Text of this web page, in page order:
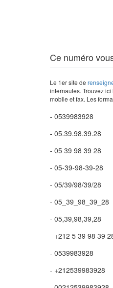
Ce numéro
Le 1er site de
internautes. Trouvez
mobile et fax. Les
- 0539983928
- 05.39.98.39.28
- 05 39 98 39 28
- 05-39-98-39-28
- 05/39/98/39/28
- 05_39_98_39_28
- 05,39,98,39,28
- +212 5 39 98 39
- 0539983928
- +212539983928